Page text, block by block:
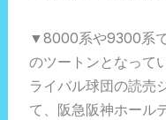
▼8000系や9300系
のツートンとなって
ライバル球団の読売
て、阪急阪神ホール